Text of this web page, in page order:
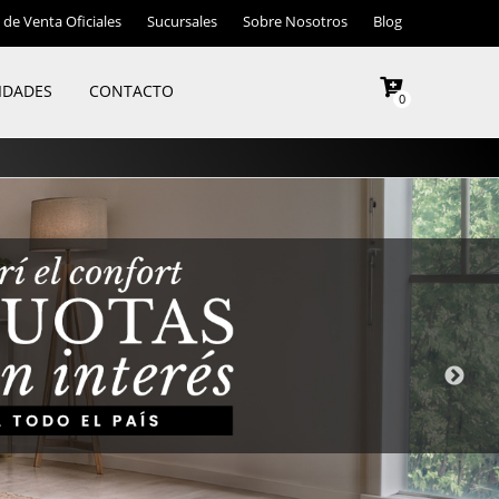
Venta Oficiales Sucursales Sobre Nosotros Blog
0
CONTACTO